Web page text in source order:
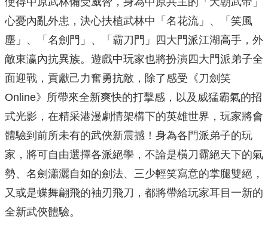
心憂內亂外患，決心扶植武林中「名花流」、「笑風
塵」、「名劍門」、「霸刀門」四大門派江湖高手，外
敵東瀛內抗異族。遊戲中玩家也將扮演四大門派弟子全
面迎戰，貢獻己力奮勇抗敵，除了感受《刀劍笑
Online》所帶來全新爽快的打擊感，以及威猛霸氣的招
式光影，在精采港漫劇情架構下的英雄世界，玩家將會
體驗到前所未有的武俠新震撼！身為各門派弟子的玩
家，將可自由選擇各派絕學，不論是橫刀霸絕天下的氣
勢、名劍瀟灑自如的劍法、三少輕笑寫意的掌腿雙絕，
又或是蝶舞翩飛的袖刃飛刀，都將帶給玩家耳目一新的
全新武俠體驗。